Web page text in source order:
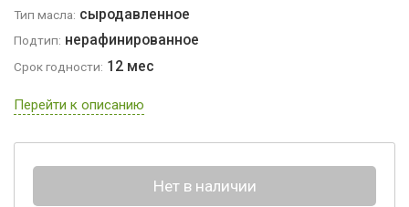
Тип масла: сыродавленное
Подтип: нерафинированное
Срок годности: 12 мес
Перейти к описанию
Нет в наличии